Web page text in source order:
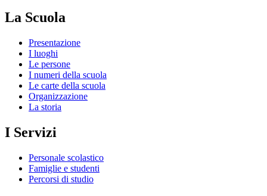
La Scuola
Presentazione
I luoghi
Le persone
I numeri della scuola
Le carte della scuola
Organizzazione
La storia
I Servizi
Personale scolastico
Famiglie e studenti
Percorsi di studio